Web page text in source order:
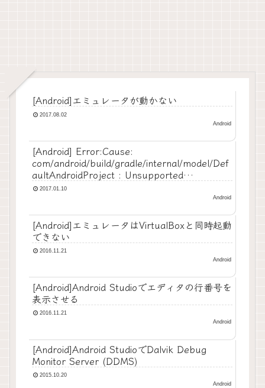
[Android]エミュレータが動かない
2017.08.02
Android
[Android] Error:Cause:
com/android/build/gradle/internal/model/Def
aultAndroidProject : Unsupported
major.minor version 52.0
2017.01.10
Android
[Android]エミュレータはVirtualBoxと同時起動
できない
2016.11.21
Android
[Android]Android Studioでエディタの行番号を
表示させる
2016.11.21
Android
[Android]Android StudioでDalvik Debug
Monitor Server (DDMS)
2015.10.20
Android